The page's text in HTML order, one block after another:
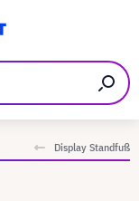
Display Standfuß